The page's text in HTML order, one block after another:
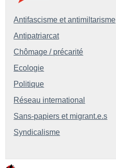
Antifascisme et antimiltarisme
Antipatriarcat
Chômage / précarité
Ecologie
Politique
Réseau international
Sans-papiers et migrant.e.s
Syndicalisme